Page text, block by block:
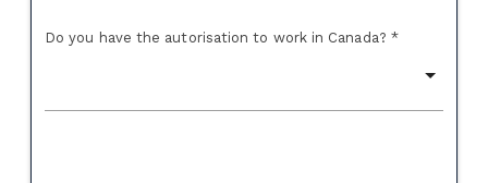
Do you have the autorisation to work in Canada? *